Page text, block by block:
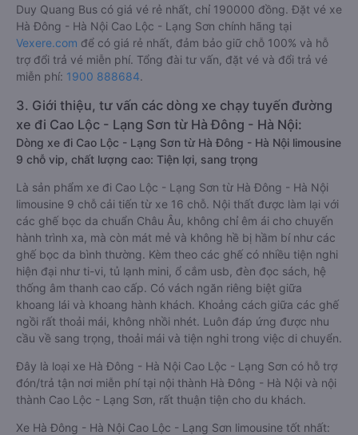
Duy Quang Bus có giá vé rẻ nhất, chỉ 190000 đồng. Đặt vé xe
Hà Đông - Hà Nội Cao Lộc - Lạng Sơn chính hãng tại
Vexere.com để có giá rẻ nhất, đảm bảo giữ chỗ 100% và hỗ
trợ đổi trả vé miễn phí. Tổng đài tư vấn, đặt vé và đổi trả vé
miễn phí: 1900 888684.
3. Giới thiệu, tư vấn các dòng xe chạy tuyến đường
xe đi Cao Lộc - Lạng Sơn từ Hà Đông - Hà Nội:
Dòng xe đi Cao Lộc - Lạng Sơn từ Hà Đông - Hà Nội limousine
9 chỗ vip, chất lượng cao: Tiện lợi, sang trọng
Là sản phẩm xe đi Cao Lộc - Lạng Sơn từ Hà Đông - Hà Nội
limousine 9 chỗ cải tiến từ xe 16 chỗ. Nội thất được làm lại với
các ghế bọc da chuẩn Châu Âu, không chỉ êm ái cho chuyến
hành trình xa, mà còn mát mẻ và không hề bị hầm bí như các
ghế bọc da bình thường. Kèm theo các ghế có nhiều tiện nghi
hiện đại như ti-vi, tủ lạnh mini, ổ cắm usb, đèn đọc sách, hệ
thống âm thanh cao cấp. Có vách ngăn riêng biệt giữa
khoang lái và khoang hành khách. Khoảng cách giữa các ghế
ngồi rất thoải mái, không nhồi nhét. Luôn đáp ứng được nhu
cầu về sang trọng, thoải mái và tiện nghi trong việc di chuyển.
Đây là loại xe Hà Đông - Hà Nội Cao Lộc - Lạng Sơn có hỗ trợ
đón/trả tận nơi miễn phí tại nội thành Hà Đông - Hà Nội và nội
thành Cao Lộc - Lạng Sơn, rất thuận tiện cho du khách.
Xe Hà Đông - Hà Nội Cao Lộc - Lạng Sơn limousine tốt nhất: